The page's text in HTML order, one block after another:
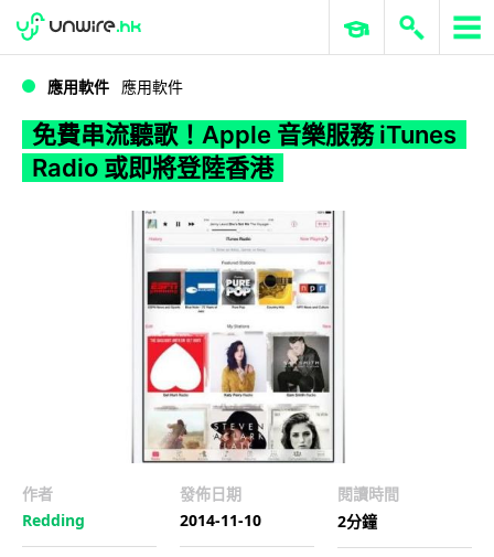
WWDC 2026 ERP 與商業 AI
應用軟件 應用軟件
免費串流聽歌！Apple 音樂服務 iTunes
Radio 或即將登陸香港
作者
Redding
發佈日期
2014-11-10
閱讀時間
2分鐘